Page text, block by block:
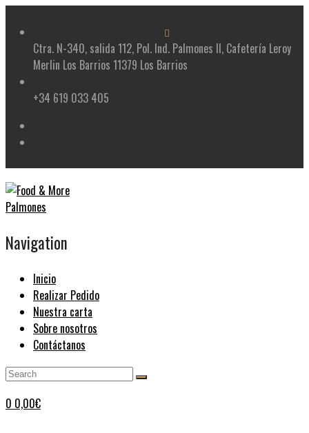
contentCtra. N-340, salida 112, Pol. Ind. Palmones II, Cafetería Leroy
Merlin Los Barrios 11379 Los Barrios
+34 619 033 405
Navigation
Inicio
Realizar Pedido
Nuestra carta
Sobre nosotros
Contáctanos
0 0,00€